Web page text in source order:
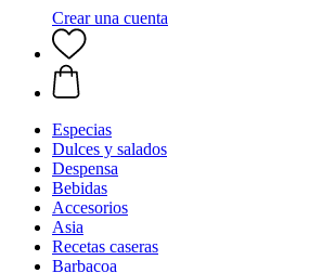
Crear una cuenta
Especias
Dulces y salados
Despensa
Bebidas
Accesorios
Asia
Recetas caseras
Barbacoa